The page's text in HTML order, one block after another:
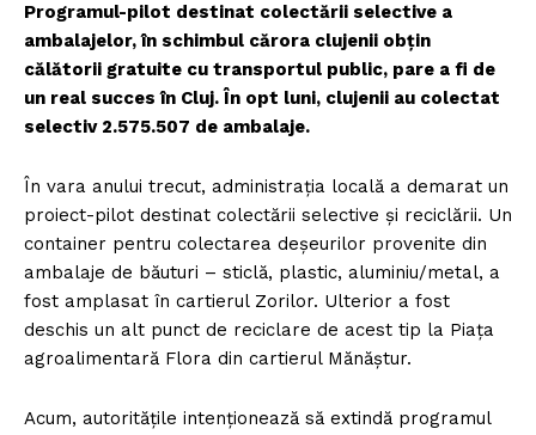
Programul-pilot destinat colectării selective a
ambalajelor, în schimbul cărora clujenii obțin
călătorii gratuite cu transportul public, pare a fi de
un real succes în Cluj. În opt luni, clujenii au colectat
selectiv 2.575.507 de ambalaje.
În vara anului trecut, administrația locală a demarat un
proiect-pilot destinat colectării selective și reciclării. Un
container pentru colectarea deșeurilor provenite din
ambalaje de băuturi – sticlă, plastic, aluminiu/metal, a
fost amplasat în cartierul Zorilor. Ulterior a fost
deschis un alt punct de reciclare de acest tip la Piața
agroalimentară Flora din cartierul Mănăștur.
Acum, autoritățile intenționează să extindă programul